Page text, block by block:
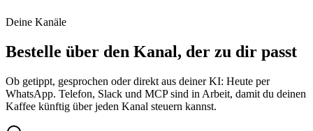
Deine Kanäle
Bestelle über den Kanal, der zu dir passt
Ob getippt, gesprochen oder direkt aus deiner KI: Heute per
WhatsApp. Telefon, Slack und MCP sind in Arbeit, damit du deinen
Kaffee künftig über jeden Kanal steuern kannst.